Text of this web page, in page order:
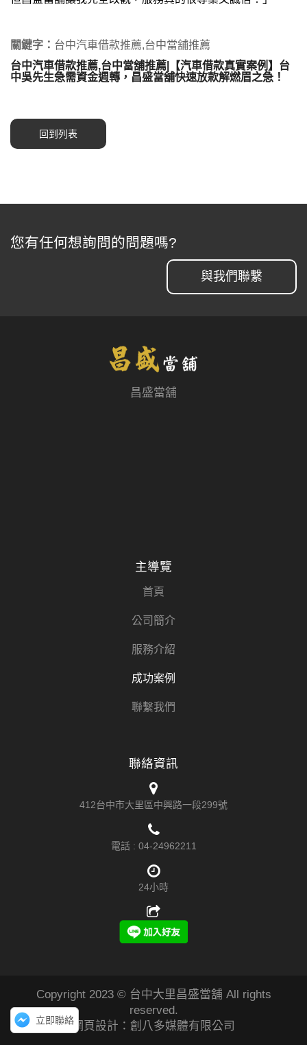
關鍵字： 台中汽車借款推薦,台中當舖推薦
台中汽車借款推薦,台中當舖推薦|【汽車借款真實案例】台
中吳先生急需資金週轉，昌盛當舖快速放款解燃眉之急！
回到列表
您有任何想詢問的問題嗎?
與我們聯繫
昌盛當舖
主導覽
首頁
公司簡介
服務介紹
成功案例
聯繫我們
聯絡資訊
412台中市大里區中興路一段299號
電話 : 04-24962211
24小時
Copyright 2023 © 台中大里昌盛當舖 All rights
reserved.
網頁設計：創八多媒體有限公司
立即聯絡